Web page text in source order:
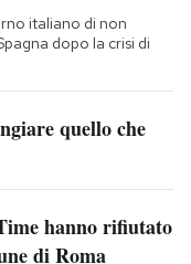
italiano di non
dopo la crisi di
quello che
hanno rifiutato
di Roma